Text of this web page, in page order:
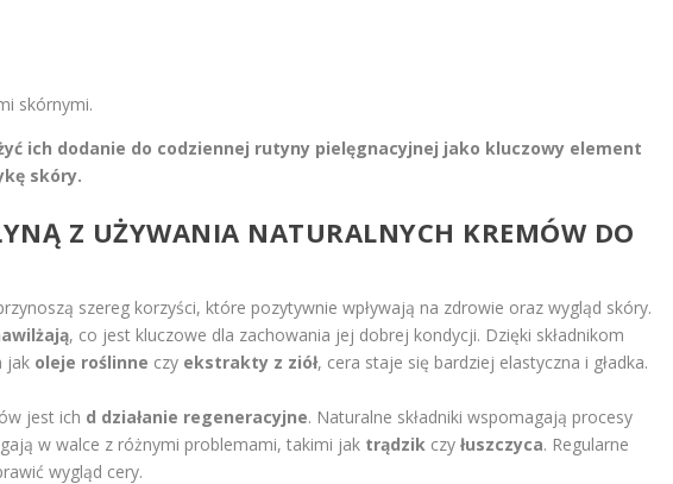
skórnymi.
ich dodanie do codziennej rutyny pielęgnacyjnej jako kluczowy element
skóry.
Z UŻYWANIA NATURALNYCH KREMÓW DO
szereg korzyści, które pozytywnie wpływają na zdrowie oraz wygląd skóry.
, co jest kluczowe dla zachowania jej dobrej kondycji. Dzięki składnikom
jak oleje roślinne czy ekstrakty z ziół, cera staje się bardziej elastyczna i gładka.
jest ich d działanie regeneracyjne. Naturalne składniki wspomagają procesy
w walce z różnymi problemami, takimi jak trądzik czyłuszczyca. Regularne
wygląd cery.